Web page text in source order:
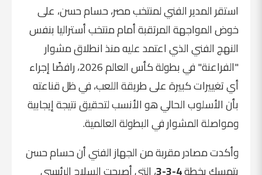
استقر المدير الفني لمنتخب مصر،حسام حسن، على
خوض المواجهة المرتقبة أمام منتخب أستراليا بنفس
النهج الفني الذي اعتمد عليه منذ انطلاق مشوار
"الفراعنة" في بطولة كأس العالم 2026، رافضًا إجراء
أي تغييرات كبيرة على طريقة اللعب، في ظل قناعته
بأن الأسلوب الحالي هو الأنسب لتحقيق نتيجة إيجابية
ومواصلة المشوار في البطولة العالمية.
وأكدت مصادر مقربة من الجهاز الفني أن حسام حسن
يتمسك بخطة4-3-3
، التي أصبحت السلاح الرئيسي